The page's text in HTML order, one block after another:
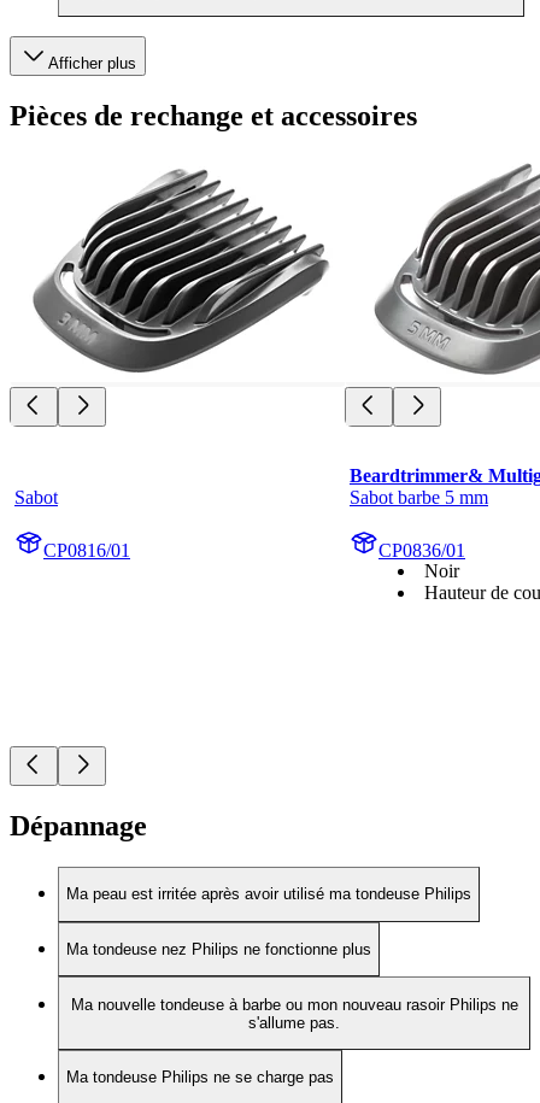
Afficher plus
Pièces de rechange et accessoires
Sabot
CP0816/01
Beardtrimmer&
Sabot barbe 5 mm
CP0836/01
Noir
Hauteur de
Dépannage
Ma peau est irritée après avoir utilisé ma tondeuse Philips
Ma tondeuse nez Philips ne fonctionne plus
Ma nouvelle tondeuse à barbe ou mon nouveau rasoir Philips ne
s'allume pas.
Ma tondeuse Philips ne se charge pas